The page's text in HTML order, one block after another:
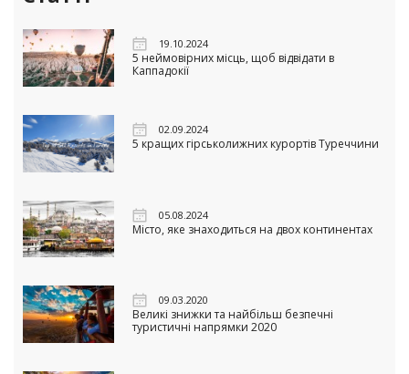
19.10.2024
5 неймовірних місць, щоб відвідати в
Каппадокії
02.09.2024
5 кращих гірськолижних курортів Туреччини
05.08.2024
Місто, яке знаходиться на двох континентах
09.03.2020
Великі знижки та найбільш безпечні
туристичні напрямки 2020